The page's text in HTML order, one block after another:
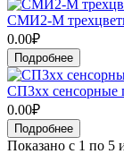
СМИ2-М
0.00₽
Подробнее
СП3хх сенсорные
0.00₽
Подробнее
Показано с 1 по 5